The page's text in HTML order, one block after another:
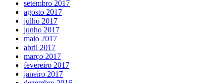
setembro 2017
agosto 2017
julho 2017
junho 2017
maio 2017
abril 2017
março 2017
fevereiro 2017
janeiro 2017